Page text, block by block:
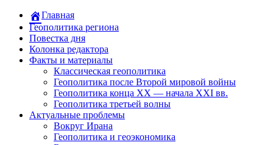
Главная
Геополитика региона
Повестка дня
Колонка редактора
Факты и материалы
Классическая геополитика
Геополитика после Второй мировой войны
Геополитика конца XX — начала XXI вв.
Геополитика третьей волны
Актуальные проблемы
Вокруг Ирана
Геополитика и геоэкономика